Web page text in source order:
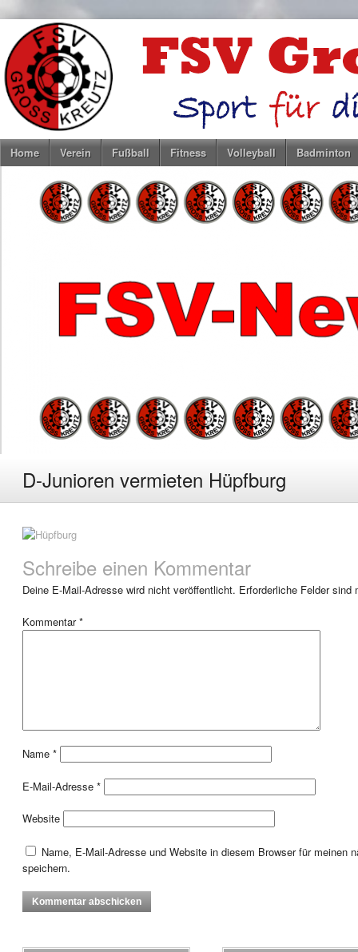
Home Verein Fußball Fitness Volleyball Badminton
D-Junioren vermieten Hüpfburg
Schreibe einen Kommentar
Deine E-Mail-Adresse wird nicht veröffentlicht. Erforderliche Felder sind
Kommentar*
Name *
E-Mail-Adresse *
Website
Name, E-Mail-Adresse und Website in diesem Browser für meinen
speichern.